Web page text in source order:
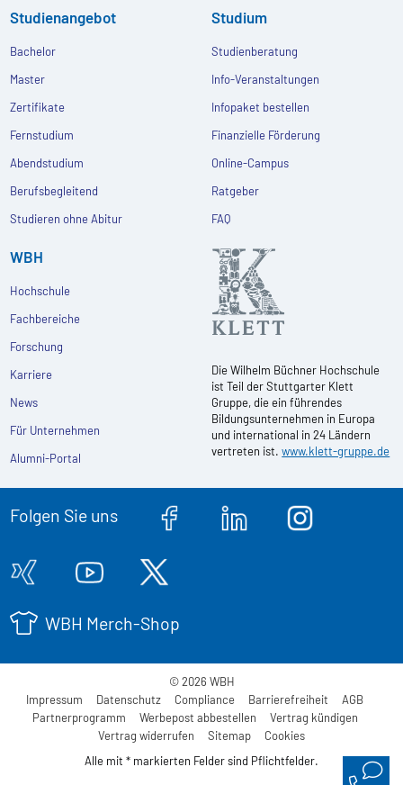
Studienangebot
Bachelor
Master
Zertifikate
Fernstudium
Abendstudium
Berufsbegleitend
Studieren ohne Abitur
Studium
Studienberatung
Info-Veranstaltungen
Infopaket bestellen
Finanzielle Förderung
Online-Campus
Ratgeber
FAQ
WBH
Hochschule
Fachbereiche
Forschung
Karriere
News
Für Unternehmen
Alumni-Portal
Die Wilhelm Büchner Hochschule
ist Teil der Stuttgarter Klett
Gruppe, die ein führendes
Bildungsunternehmen in Europa
und international in 24 Ländern
vertreten ist.www.klett-gruppe.de
Folgen Sie uns
WBH Merch-Shop
© 2026 WBH
Impressum
Datenschutz Compliance Barrierefreiheit
AGB
Partnerprogramm
Werbepost abbestellen
Vertrag kündigen
Vertrag widerrufen
Sitemap
Cookies
Alle mit * markierten Felder sind Pflichtfelder.